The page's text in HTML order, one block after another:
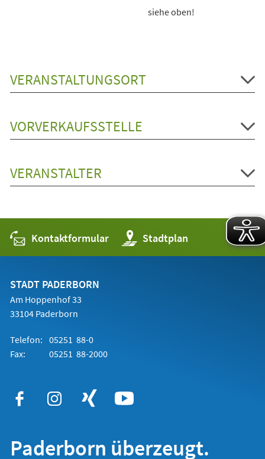
siehe oben!
VERANSTALTUNGSORT
VORVERKAUFSSTELLE
VERANSTALTER
Kontaktformular Stadtplan
(Öffnet
in
einem
STADT PADERBORN
Am Hoppenhof 33
33104 Paderborn
Telefon: 05251 88-0
Fax:
05251 88-2000
Paderborn überzeugt.